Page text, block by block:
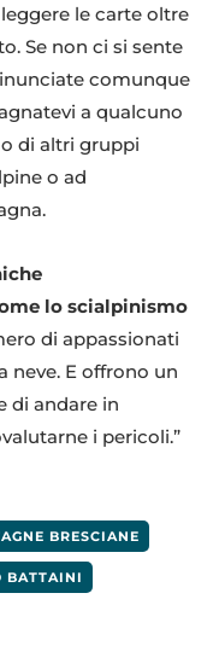
le carte oltre
Se non ci si sente
comunque
a qualcuno
di altri gruppi
o ad
lo scialpinismo
di appassionati
neve. E offrono un
di andare in
i pericoli.”
BRESCIANE
BATTAINI